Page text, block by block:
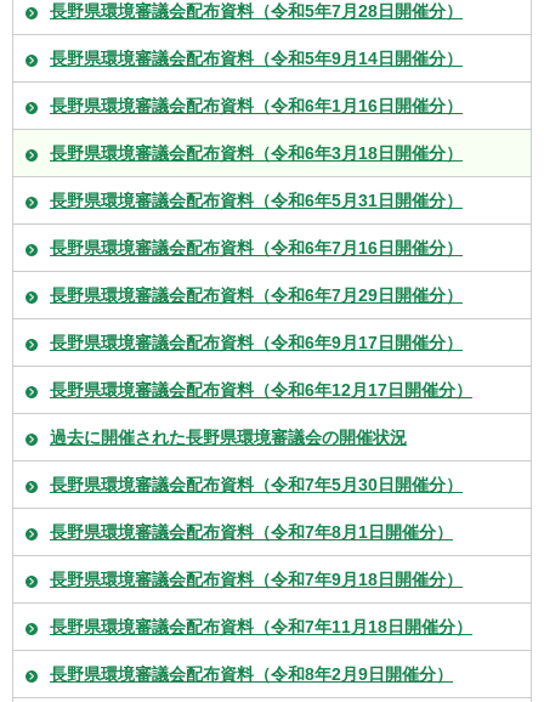
長野県環境審議会配布資料（令和5年7月28日開催分）
長野県環境審議会配布資料（令和5年9月14日開催分）
長野県環境審議会配布資料（令和6年1月16日開催分）
長野県環境審議会配布資料（令和6年3月18日開催分）
長野県環境審議会配布資料（令和6年5月31日開催分）
長野県環境審議会配布資料（令和6年7月16日開催分）
長野県環境審議会配布資料（令和6年7月29日開催分）
長野県環境審議会配布資料（令和6年9月17日開催分）
長野県環境審議会配布資料（令和6年12月17日開催分）
過去に開催された長野県環境審議会の開催状況
長野県環境審議会配布資料（令和7年5月30日開催分）
長野県環境審議会配布資料（令和7年8月1日開催分）
長野県環境審議会配布資料（令和7年9月18日開催分）
長野県環境審議会配布資料（令和7年11月18日開催分）
長野県環境審議会配布資料（令和8年2月9日開催分）